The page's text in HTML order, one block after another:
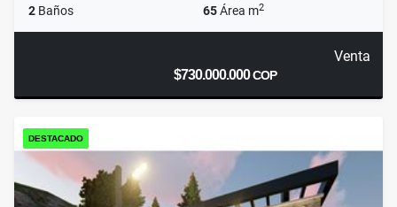
2 Baños 65Área m2
Venta
$730.000.000COP
DESTACADO